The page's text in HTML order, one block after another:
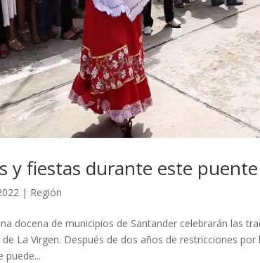
y fiestas durante este
| Región
docena de municipios de Santander celebrarán las
de La Virgen. Después de dos años de restricciones
puede...